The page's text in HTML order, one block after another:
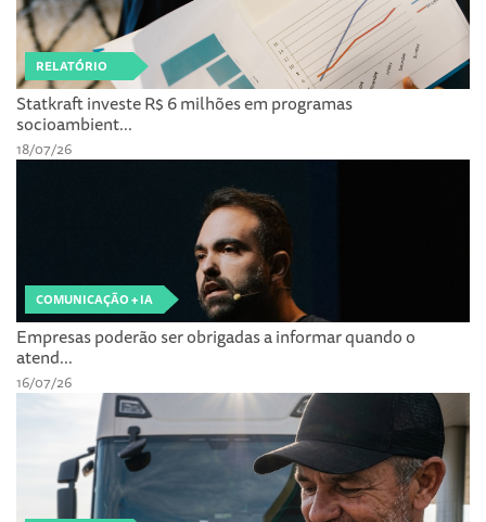
RELATÓRIO
Statkraft investe R$ 6 milhões em programas
socioambient...
18/07/26
COMUNICAÇÃO + IA
Empresas poderão ser obrigadas a informar quando o
atend...
16/07/26